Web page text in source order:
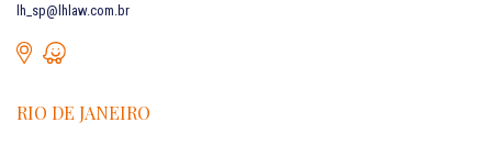
lh_sp@lhlaw.com.br
RIO DE JANEIRO